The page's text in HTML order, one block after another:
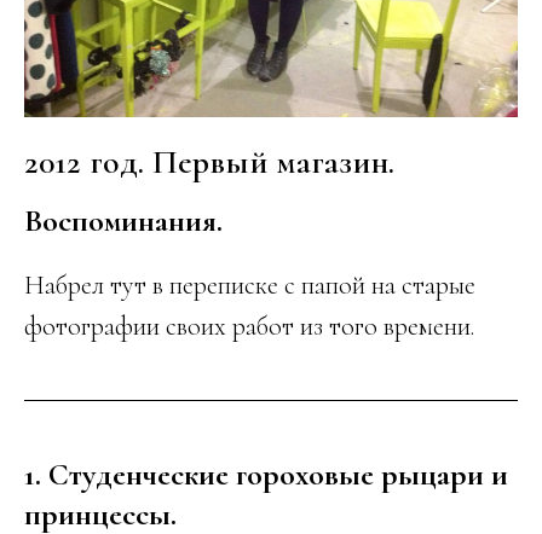
2012 год. Первый магазин.
Воспоминания.
Набрел тут в переписке с папой на старые
фотографии своих работ из того времени.
1. Студенческие гороховые рыцари и
принцессы.